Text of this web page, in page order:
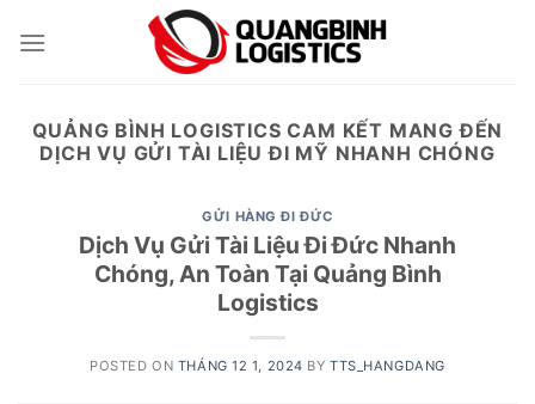
QUẢNG BÌNH LOGISTICS CAM KẾT MANG ĐẾN
DỊCH VỤ GỬI TÀI LIỆU ĐI MỸ NHANH CHÓNG
GỬI HÀNG ĐI ĐỨC
Dịch Vụ Gửi Tài Liệu Đi Đức Nhanh
Chóng, An Toàn Tại Quảng Bình
Logistics
POSTED ON THÁNG 12 1, 2024 BYTTS_HANGDANG